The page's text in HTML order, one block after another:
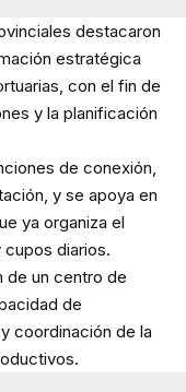
destacaron
estratégica
con el fin de
y la planificación
de conexión,
y se apoya en
ya organiza el
diarios.
de un centro de
de
coordinación de la